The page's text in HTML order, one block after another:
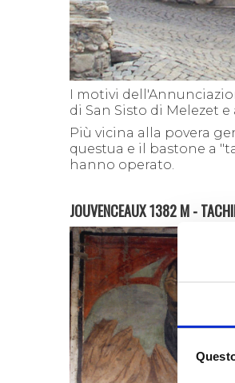
I motivi
di San Sisto di Melezet e
Più vicina alla povera
questua e il bastone a
hanno operato.
JOUVENCEAUX 1382 M -